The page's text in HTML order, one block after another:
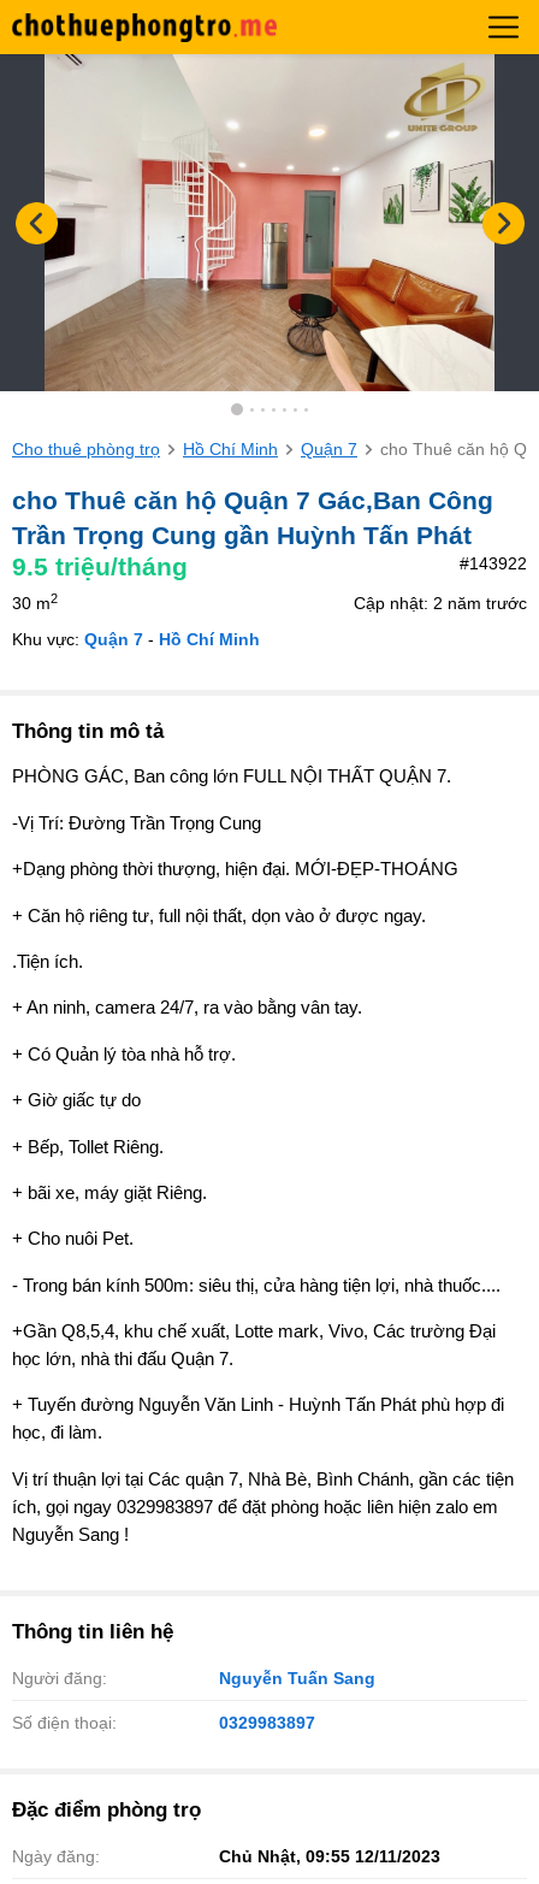
Cho thuê phòng trọ Hồ Chí Minh Quận 7 cho Thuê căn hộ
cho Thuê căn hộ Quận 7 Gác,Ban Công
Trần Trọng Cung gần Huỳnh Tấn Phát
9.5 triệu/tháng #143922
30 m2
Cập nhật: 2 năm trước
Khu vực: Quận 7 - Hồ Chí Minh
Thông tin mô tả
PHÒNG GÁC, Ban công lớn FULL NỘI THẤT QUẬN 7.
-Vị Trí: Đường Trần Trọng Cung
+Dạng phòng thời thượng, hiện đại. MỚI-ĐẸP-THOÁNG
+ Căn hộ riêng tư, full nội thất, dọn vào ở được ngay.
.Tiện ích.
+ An ninh, camera 24/7, ra vào bằng vân tay.
+ Có Quản lý tòa nhà hỗ trợ.
+ Giờ giấc tự do
+ Bếp, Tollet Riêng.
+ bãi xe, máy giặt Riêng.
+ Cho nuôi Pet.
- Trong bán kính 500m: siêu thị, cửa hàng tiện lợi, nhà thuốc....
+Gần Q8,5,4, khu chế xuất, Lotte mark, Vivo, Các trường Đại
học lớn, nhà thi đấu Quận 7.
+ Tuyến đường Nguyễn Văn Linh - Huỳnh Tấn Phát phù hợp đi
học, đi làm.
Vị trí thuận lợi tại Các quận 7, Nhà Bè, Bình Chánh, gần các tiện
ích, gọi ngay 0329983897 để đặt phòng hoặc liên hiện zalo em
Nguyễn Sang !
Thông tin liên hệ
Người đăng: Nguyễn Tuấn Sang
Số điện thoại: 0329983897
Đặc điểm phòng trọ
Ngày đăng: Chủ Nhật, 09:55 12/11/2023